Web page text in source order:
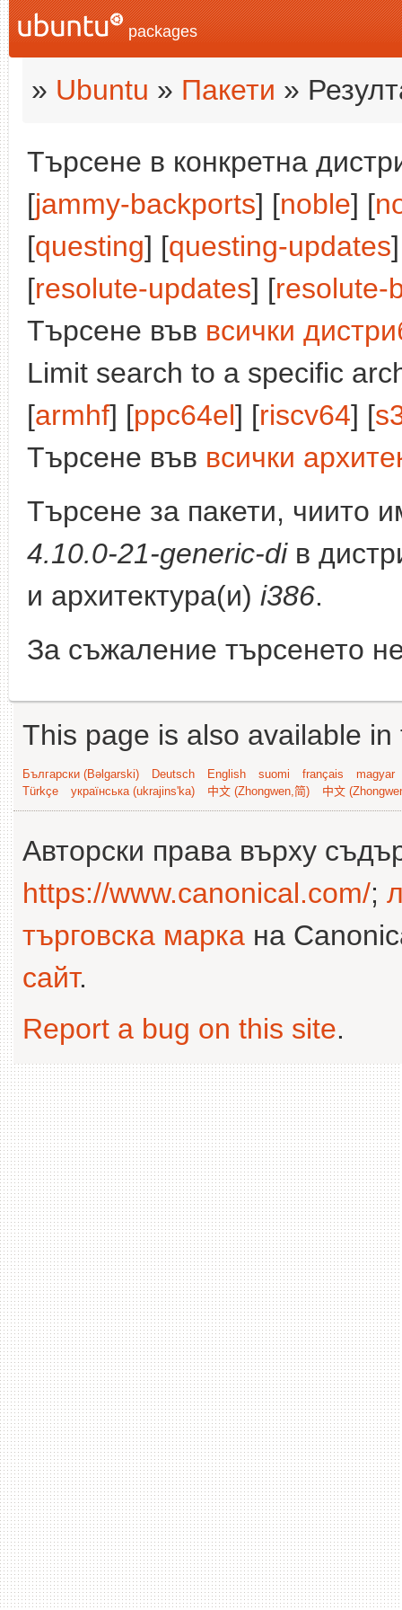
packages
» Ubuntu » Пакети »
Търсене в конкретна
[jammy-backports] [noble] [
[questing] [questing-updates
[resolute-updates] [resolute-
Търсене във всички
Limit search to a specific
[armhf] [ppc64el] [riscv64] [
Търсене във всички
Търсене за пакети, чиито
4.10.0-21-generic-diв
и архитектура(и) i386.
За съжаление търсенето
This page is also available
Български (Bəlgarski) Deutsch English suomi français
magyar
Türkçe
українська (ukrajins'ka) 中文 (Zhongwen,简) 中文
Авторски права върху
https://www.canonical.com/;
търговска марка на
сайт.
Report a bug on this site.